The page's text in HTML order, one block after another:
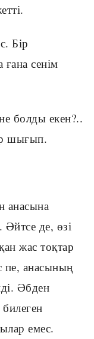
Бір
сенім
болды екен?..
шығып.
анасына
Әйтсе де, өзі
жас тоқтар
пе, анасының
Әбден
емес.